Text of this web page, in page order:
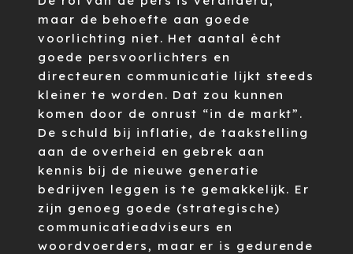
maar de behoefte aan goede
voorlichting niet. Het aantal ècht
goede persvoorlichters en
directeuren communicatie lijkt steeds
kleiner te worden. Dat zou kunnen
komen door de onrust “in de markt”.
De schuld bij inflatie, de taakstelling
aan de overheid en gebrek aan
kennis bij de nieuwe generatie
bedrijven leggen is te gemakkelijk. Er
zijn genoeg goede (strategische)
communicatieadviseurs en
woordvoerders, maar er is gedurende